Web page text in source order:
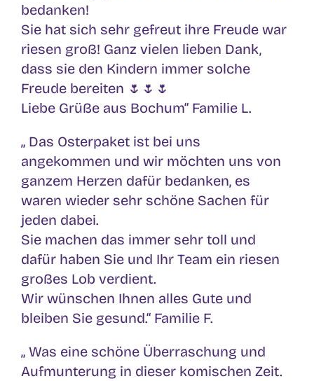
bedanken!
Sie hat sich sehr gefreut ihre Freude war
riesen groß! Ganz vielen lieben Dank,
dass sie den Kindern immer solche
Freude bereiten 🌷🌷🌷
Liebe Grüße aus Bochum“ Familie L.
„ Das Osterpaket ist bei uns
angekommen und wir möchten uns von
ganzem Herzen dafür bedanken, es
waren wieder sehr schöne Sachen für
jeden dabei.
Sie machen das immer sehr toll und
dafür haben Sie und Ihr Team ein riesen
großes Lob verdient.
Wir wünschen Ihnen alles Gute und
bleiben Sie gesund.“ Familie F.
„ Was eine schöne Überraschung und
Aufmunterung in dieser komischen Zeit.